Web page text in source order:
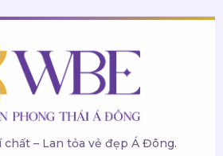
– Lan tỏa vẻ đẹp Á Đông.